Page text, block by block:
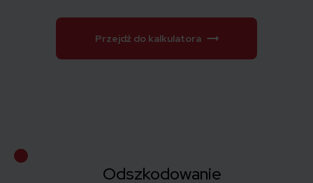
Przejdź do kalkulatora
Odszkodowanie